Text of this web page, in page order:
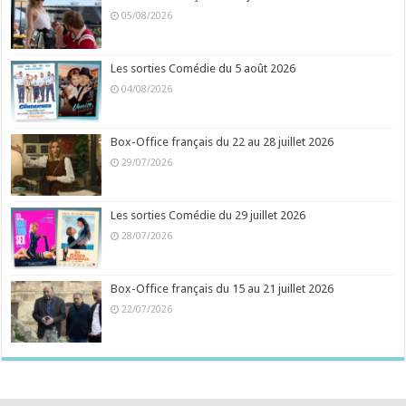
05/08/2026
Les sorties Comédie du 5 août 2026
04/08/2026
Box-Office français du 22 au 28 juillet 2026
29/07/2026
Les sorties Comédie du 29 juillet 2026
28/07/2026
Box-Office français du 15 au 21 juillet 2026
22/07/2026